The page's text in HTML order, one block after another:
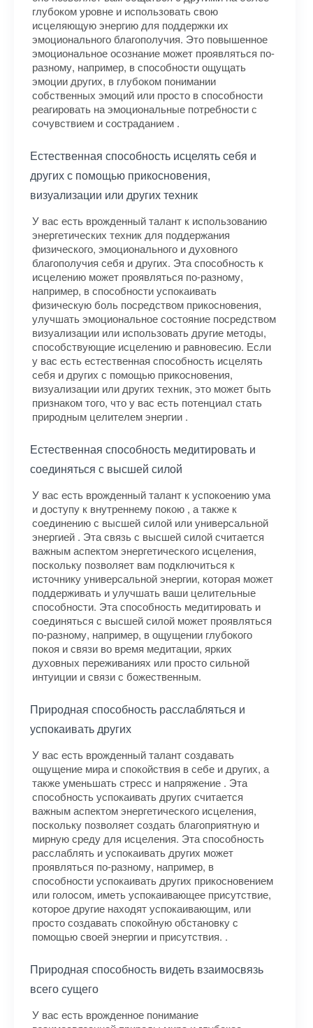
глубоком уровне и использовать свою
исцеляющую энергию для поддержки их
эмоционального благополучия. Это повышенное
эмоциональное осознание может проявляться по-
разному, например, в способности ощущать
эмоции других, в глубоком понимании
собственных эмоций или просто в способности
реагировать на эмоциональные потребности с
сочувствием и состраданием .
Естественная способность исцелять себя и
других с помощью прикосновения,
визуализации или других техник
У вас есть врожденный талант к использованию
энергетических техник для поддержания
физического, эмоционального и духовного
благополучия себя и других. Эта способность к
исцелению может проявляться по-разному,
например, в способности успокаивать
физическую боль посредством прикосновения,
улучшать эмоциональное состояние посредством
визуализации или использовать другие методы,
способствующие исцелению и равновесию. Если
у вас есть естественная способность исцелять
себя и других с помощью прикосновения,
визуализации или других техник, это может быть
признаком того, что у вас есть потенциал стать
природным целителем энергии .
Естественная способность медитировать и
соединяться с высшей силой
У вас есть врожденный талант к успокоению ума
и доступу к внутреннему покою , а также к
соединению с высшей силой или универсальной
энергией . Эта связь с высшей силой считается
важным аспектом энергетического исцеления,
поскольку позволяет вам подключиться к
источнику универсальной энергии, которая может
поддерживать и улучшать ваши целительные
способности. Эта способность медитировать и
соединяться с высшей силой может проявляться
по-разному, например, в ощущении глубокого
покоя и связи во время медитации, ярких
духовных переживаниях или просто сильной
интуиции и связи с божественным.
Природная способность расслабляться и
успокаивать других
У вас есть врожденный талант создавать
ощущение мира и спокойствия в себе и других, а
также уменьшать стресс и напряжение . Эта
способность успокаивать других считается
важным аспектом энергетического исцеления,
поскольку позволяет создать благоприятную и
мирную среду для исцеления. Эта способность
расслаблять и успокаивать других может
проявляться по-разному, например, в
способности успокаивать других прикосновением
или голосом, иметь успокаивающее присутствие,
которое другие находят успокаивающим, или
просто создавать спокойную обстановку с
помощью своей энергии и присутствия. .
Природная способность видеть взаимосвязь
всего сущего
У вас есть врожденное понимание